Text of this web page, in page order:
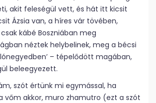
akit feleségül vett, és hát itt kicsit
Ázsia van, a híres vár tövében,
kábé Boszniában meg
néztek helybelinek, meg a bécsi
– tépelődött magában,
beleegyezett.
szót értünk mi egymással, ha
vőm akkor, muro zhamutro (ezt a szót